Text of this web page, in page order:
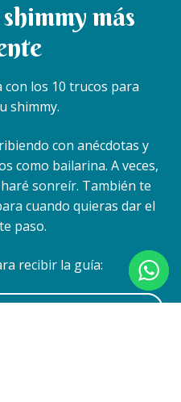
más
los 10 trucos para
shimmy.
con anécdotas y
como bailarina. A veces,
sonreír. También te
cuando quieras dar el
paso.
recibir la guía: